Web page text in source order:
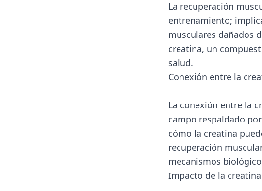
La recuperación
entrenamiento;
musculares dañados
creatina, un
salud.
Conexión entre la
La conexión entre la
campo respaldado
cómo la creatina
recuperación
mecanismos
Impacto de la